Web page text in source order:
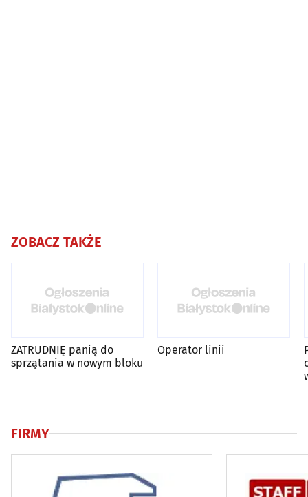
ZOBACZ TAKŻE
ZATRUDNIĘ panią do
sprzątania w nowym bloku
Operator linii
FIRMY